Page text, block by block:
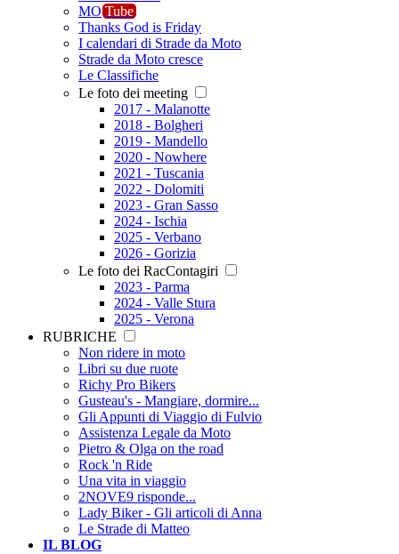
MO Tube
Thanks God is Friday
I calendari di Strade da Moto
Strade da Moto cresce
Le Classifiche
Le foto dei meeting
2017 - Malanotte
2018 - Bolgheri
2019 - Mandello
2020 - Nowhere
2021 - Tuscania
2022 - Dolomiti
2023 - Gran Sasso
2024 - Ischia
2025 - Verbano
2026 - Gorizia
Le foto dei RacContagiri
2023 - Parma
2024 - Valle Stura
2025 - Verona
RUBRICHE
Non ridere in moto
Libri su due ruote
Richy Pro Bikers
Gusteau's - Mangiare, dormire...
Gli Appunti di Viaggio di Fulvio
Assistenza Legale da Moto
Pietro & Olga on the road
Rock 'n Ride
Una vita in viaggio
2NOVE9 risponde...
Lady Biker - Gli articoli di Anna
Le Strade di Matteo
IL BLOG